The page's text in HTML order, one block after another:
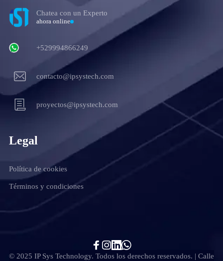
Chatea con un Experto
ahora online
+529994866249
contacto@ipsystech.com
proyectos@ipsystech.com
Legal
Política de cookies
Términos y condiciones
© 2025 IP Sys Technology. Todos los derechos reservados. | Calle